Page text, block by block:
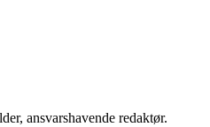
ansvarshavende redaktør.